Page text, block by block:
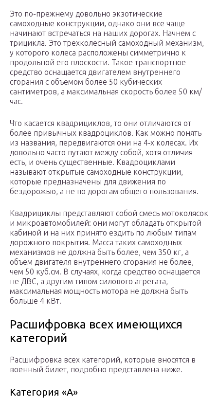
Это по-прежнему довольно экзотические
самоходные конструкции, однако они все чаще
начинают встречаться на наших дорогах. Начнем с
трицикла. Это трехколесный самоходный механизм,
у которого колеса расположены симметрично к
продольной его плоскости. Такое транспортное
средство оснащается двигателем внутреннего
сгорания с объемом более 50 кубических
сантиметров, а максимальная скорость более 50 км/
час.
Что касается квадрициклов, то они отличаются от
более привычных квадроциклов. Как можно понять
из названия, передвигаются они на 4‑х колесах. Их
довольно часто путают между собой, хотя отличия
есть, и очень существенные. Квадроциклами
называют открытые самоходные конструкции,
которые предназначены для движения по
бездорожью, а не по дорогам общего пользования.
Квадрициклы представляют собой смесь мотоколясок
и микроавтомобилей: они могут обладать открытой
кабиной и на них принято ездить по любым типам
дорожного покрытия. Масса таких самоходных
механизмов не должна быть более, чем 350 кг, а
объем двигателя внутреннего сгорания не более,
чем 50 куб.см. В случаях, когда средство оснащается
не ДВС, а другим типом силового агрегата,
максимальная мощность мотора не должна быть
больше 4 кВт.
Расшифровка всех имеющихся
категорий
Расшифровка всех категорий, которые вносятся в
военный билет, подробно представлена ниже.
Категория «А»